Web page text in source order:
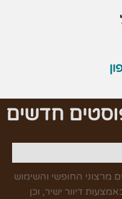
חדשים
החופשי והשימוש
דיוור ישיר, וכן